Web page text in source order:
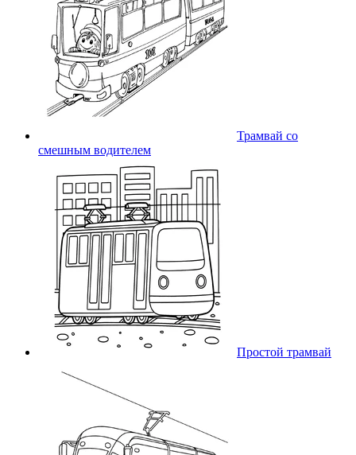
Трамвай со
смешным водителем
Простой трамвай